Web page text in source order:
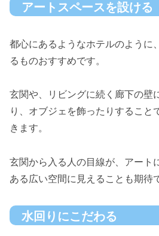
アートスペースを設ける
都心にあるようなホテルのように
るものおすすめです。
玄関や、リビングに続く廊下の壁
り、オブジェを飾ったりすること
きます。
玄関から入る人の目線が、アート
ある広い空間に見えることも期待
水回りにこだわる